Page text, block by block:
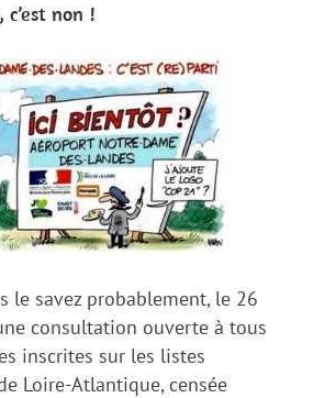
non !
le savez probablement, le 26
consultation ouverte à tous
inscrites sur les listes
Loire-Atlantique, censée